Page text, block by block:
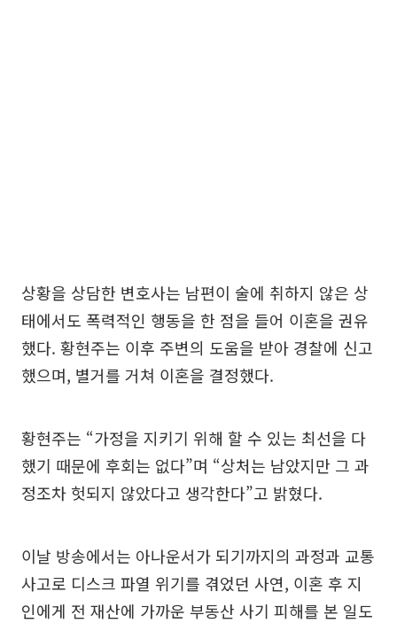
상황을 상담한 변호사는 남편이 술에 취하지 않은 상
태에서도 폭력적인 행동을 한 점을 들어 이혼을 권유
했다. 황현주는 이후 주변의 도움을 받아 경찰에 신고
했으며, 별거를 거쳐 이혼을 결정했다.
황현주는 “가정을 지키기 위해 할 수 있는 최선을 다
했기 때문에 후회는 없다”며 “상처는 남았지만 그 과
정조차 헛되지 않았다고 생각한다”고 밝혔다.
이날 방송에서는 아나운서가 되기까지의 과정과 교통
사고로 디스크 파열 위기를 겪었던 사연, 이혼 후 지
인에게 전 재산에 가까운 부동산 사기 피해를 본 일도